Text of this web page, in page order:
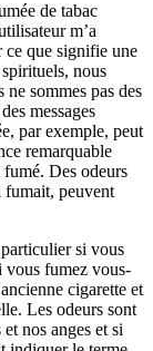
de tabac
m’a
ce que signifie une
nous
ne sommes pas des
messages
par exemple, peut
remarquable
Des odeurs
fumait, peuvent
si vous
vous fumez vous-
cigarette et
Les odeurs sont
nos anges et si